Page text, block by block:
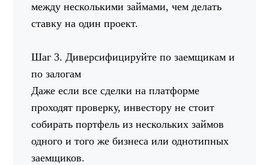
между несколькими займами, чем делать
ставку на один проект.
Шаг 3. Диверсифицируйте по заемщикам и
по залогам
Даже если все сделки на платформе
проходят проверку, инвестору не стоит
собирать портфель из нескольких займов
одного и того же бизнеса или однотипных
заемщиков.